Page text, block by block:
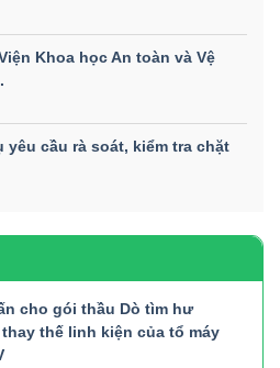
Khoa học An toàn và Vệ
yêu cầu rà soát, kiểm tra chặt
cho gói thầu Dò tìm hư
thế linh kiện của tổ máy